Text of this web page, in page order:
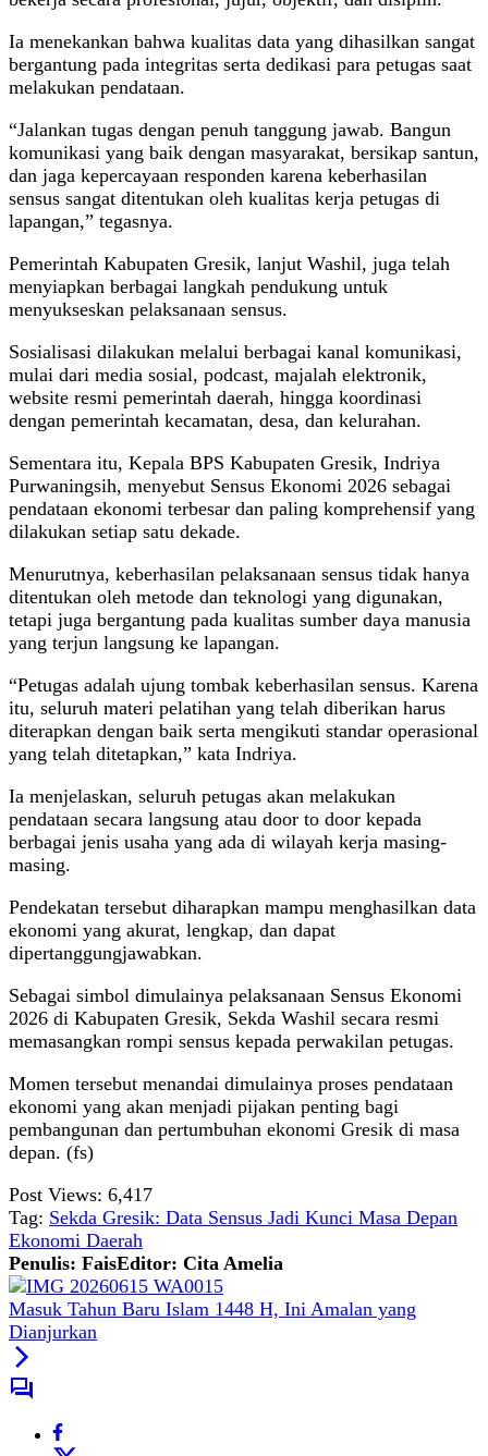
Ia menekankan bahwa kualitas data yang dihasilkan sangat
bergantung pada integritas serta dedikasi para petugas saat
melakukan pendataan.
“Jalankan tugas dengan penuh tanggung jawab. Bangun
komunikasi yang baik dengan masyarakat, bersikap santun,
dan jaga kepercayaan responden karena keberhasilan
sensus sangat ditentukan oleh kualitas kerja petugas di
lapangan,” tegasnya.
Pemerintah Kabupaten Gresik, lanjut Washil, juga telah
menyiapkan berbagai langkah pendukung untuk
menyukseskan pelaksanaan sensus.
Sosialisasi dilakukan melalui berbagai kanal komunikasi,
mulai dari media sosial, podcast, majalah elektronik,
website resmi pemerintah daerah, hingga koordinasi
dengan pemerintah kecamatan, desa, dan kelurahan.
Sementara itu, Kepala BPS Kabupaten Gresik, Indriya
Purwaningsih, menyebut Sensus Ekonomi 2026 sebagai
pendataan ekonomi terbesar dan paling komprehensif yang
dilakukan setiap satu dekade.
Menurutnya, keberhasilan pelaksanaan sensus tidak hanya
ditentukan oleh metode dan teknologi yang digunakan,
tetapi juga bergantung pada kualitas sumber daya manusia
yang terjun langsung ke lapangan.
“Petugas adalah ujung tombak keberhasilan sensus. Karena
itu, seluruh materi pelatihan yang telah diberikan harus
diterapkan dengan baik serta mengikuti standar operasional
yang telah ditetapkan,” kata Indriya.
Ia menjelaskan, seluruh petugas akan melakukan
pendataan secara langsung atau door to door kepada
berbagai jenis usaha yang ada di wilayah kerja masing-
masing.
Pendekatan tersebut diharapkan mampu menghasilkan data
ekonomi yang akurat, lengkap, dan dapat
dipertanggungjawabkan.
Sebagai simbol dimulainya pelaksanaan Sensus Ekonomi
2026 di Kabupaten Gresik, Sekda Washil secara resmi
memasangkan rompi sensus kepada perwakilan petugas.
Momen tersebut menandai dimulainya proses pendataan
ekonomi yang akan menjadi pijakan penting bagi
pembangunan dan pertumbuhan ekonomi Gresik di masa
depan. (fs)
Post Views: 6,417
Tag: Sekda Gresik: Data Sensus Jadi Kunci Masa Depan
Ekonomi Daerah
Penulis: FaisEditor: Cita Amelia
Masuk Tahun Baru Islam 1448 H, Ini Amalan yang
Dianjurkan